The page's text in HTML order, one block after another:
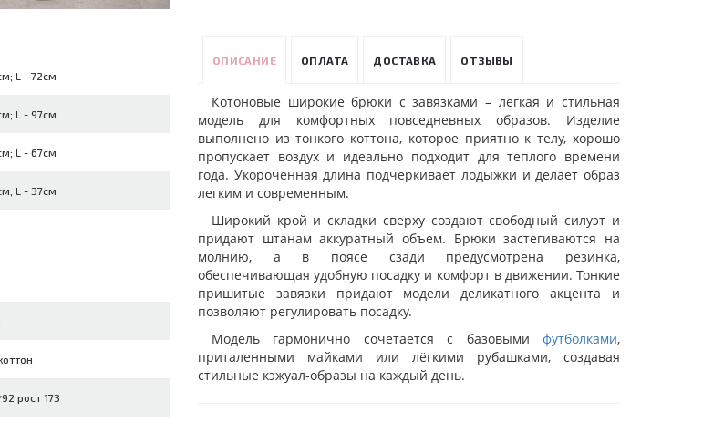
L - 72см
L - 97см
L - 67см
L - 37см
рост 173
ОПИСАНИЕ ОПЛАТА ДОСТАВКА ОТЗЫВЫ
Котоновые широкие брюки с завязками – легкая и стильная
модель для комфортных повседневных образов. Изделие
выполнено из тонкого коттона, которое приятно к телу, хорошо
пропускает воздух и идеально подходит для теплого времени
года. Укороченная длина подчеркивает лодыжки и делает образ
легким и современным.
Широкий крой и складки сверху создают свободный силуэт и
придают штанам аккуратный объем. Брюки застегиваются на
молнию, а в поясе сзади предусмотрена резинка,
обеспечивающая удобную посадку и комфорт в движении. Тонкие
пришитые завязки придают модели деликатного акцента и
позволяют регулировать посадку.
Модель гармонично сочетается с базовыми футболками,
приталенными майками или лёгкими рубашками, создавая
стильные кэжуал-образы на каждый день.